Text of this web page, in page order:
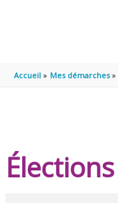
Accueil Mes démarches
Élections